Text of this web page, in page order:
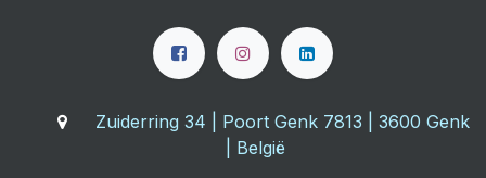
Zuiderring 34 | Poort Genk 7813 | 3600 Genk
| België